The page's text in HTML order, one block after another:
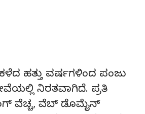
ಹತ್ತು ವರ್ಷಗಳಿಂದ ಪಂಜು
ನಿರತವಾಗಿದೆ. ಪ್ರತಿ
ವೆಚ್ಚ, ವೆಬ್‌ ಡೊಮೈನ್‌